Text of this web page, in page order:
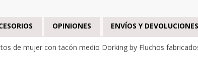
OPINIONES ENVÍOS Y DEVOLUCIONES
de mujer con tacón medio Dorking by Fluchos